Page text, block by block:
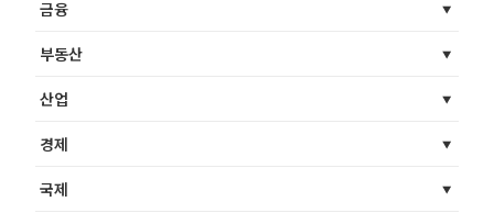
금융
부동산
산업
경제
국제